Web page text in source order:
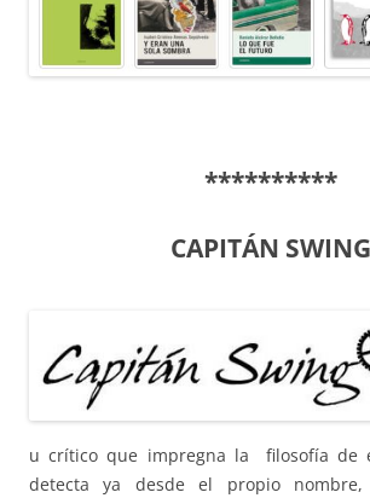
**********
CAPITÁN SWING
u crítico que impregna la filosofía de
detecta ya desde el propio